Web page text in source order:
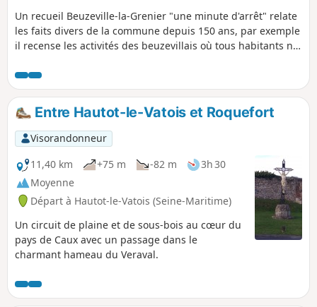
Un recueil Beuzeville-la-Grenier "une minute d'arrêt" relate
les faits divers de la commune depuis 150 ans, par exemple
il recense les activités des beuzevillais où tous habitants ne
tisseurs, il y avait un métier à tisser dans presque toutes les
maisons.
Entre Hautot-le-Vatois et Roquefort
Visorandonneur
11,40 km
+75 m -82 m
3h 30
Moyenne
Départ à Hautot-le-Vatois (Seine-Maritime)
Un circuit de plaine et de sous-bois au cœur du
pays de Caux avec un passage dans le
charmant hameau du Veraval.